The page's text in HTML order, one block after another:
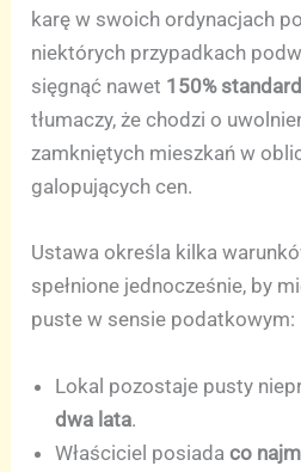
karę w swoich ordynacjach
niektórych przypadkach
sięgnąć nawet 150%
tłumaczy, że chodzi o
zamkniętych mieszkań w
galopujących cen.
Ustawa określa kilka
spełnione jednocześnie, by
puste w sensie podatkowym:
Lokal pozostaje pusty
dwa lata.
Właściciel posiadaco